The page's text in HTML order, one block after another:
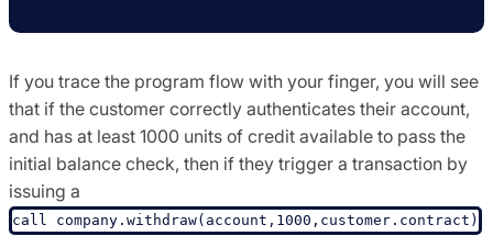
If you trace the program flow with your finger, you will see
that if the customer correctly authenticates their account,
and has at least 1000 units of credit available to pass the
initial balance check, then if they trigger a transaction by
issuing a
call company.withdraw(account,1000,customer.contract)